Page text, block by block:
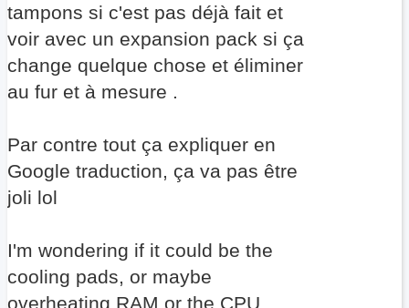
tampons si c'est pas déjà fait et
voir avec un expansion pack si ça
change quelque chose et éliminer
au fur et à mesure .
Par contre tout ça expliquer en
Google traduction, ça va pas être
joli lol
I'm wondering if it could be the
cooling pads, or maybe
overheating RAM or the CPU...